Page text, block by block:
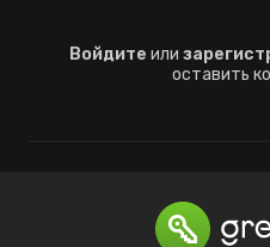
Войдите или
оставить